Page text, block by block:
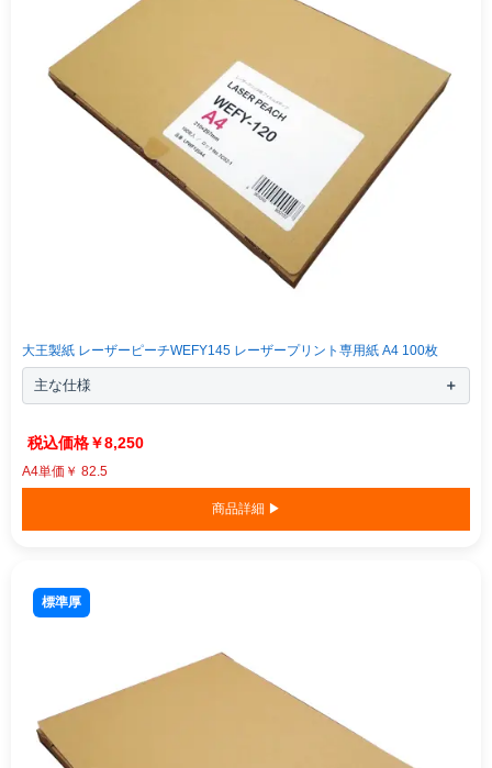
大王製紙 レーザーピーチWEFY145 レーザープリント専用紙 A4 100枚
主な仕様
￥8,250
A4単価￥ 82.5
商品詳細 ▶
標準厚